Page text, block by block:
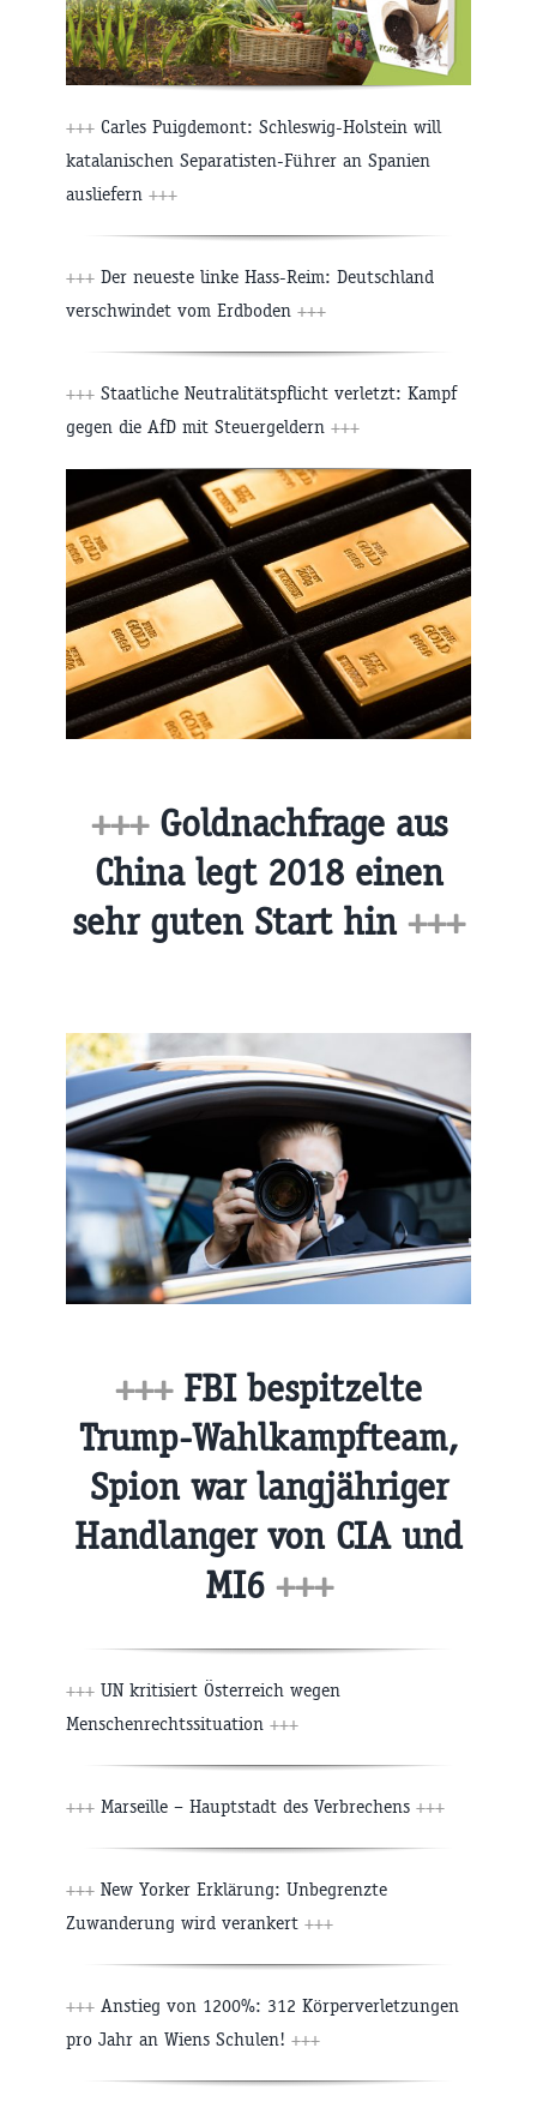
+++ Carles Puigdemont: Schleswig-Holstein will
katalanischen Separatisten-Führer an Spanien
ausliefern +++
+++ Der neueste linke Hass-Reim: Deutschland
verschwindet vom Erdboden +++
+++ Staatliche Neutralitätspflicht verletzt: Kampf
gegen die AfD mit Steuergeldern +++
+++ Goldnachfrage aus
China legt 2018 einen
sehr guten Start hin +++
+++ FBI bespitzelte
Trump-Wahlkampfteam,
Spion war langjähriger
Handlanger von CIA und
MI6 +++
+++ UN kritisiert Österreich wegen
Menschenrechtssituation +++
+++ Marseille – Hauptstadt des Verbrechens +++
+++ New Yorker Erklärung: Unbegrenzte
Zuwanderung wird verankert +++
+++ Anstieg von 1200%: 312 Körperverletzungen
pro Jahr an Wiens Schulen! +++